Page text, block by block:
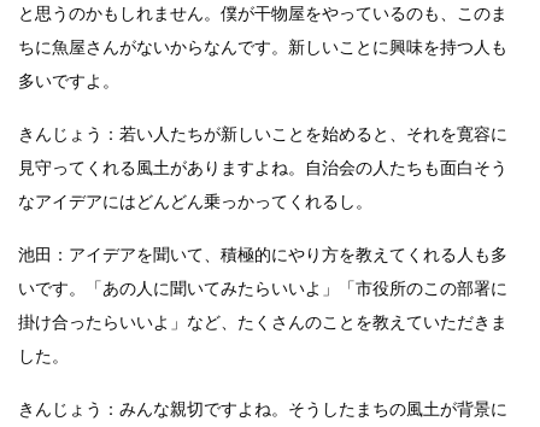
と思うのかもしれません。僕が干物屋をやっているのも、このま
ちに魚屋さんがないからなんです。新しいことに興味を持つ人も
多いですよ。
きんじょう：若い人たちが新しいことを始めると、それを寛容に
見守ってくれる風土がありますよね。自治会の人たちも面白そう
なアイデアにはどんどん乗っかってくれるし。
池田：アイデアを聞いて、積極的にやり方を教えてくれる人も多
いです。「あの人に聞いてみたらいいよ」「市役所のこの部署に
掛け合ったらいいよ」など、たくさんのことを教えていただきま
した。
きんじょう：みんな親切ですよね。そうしたまちの風土が背景に